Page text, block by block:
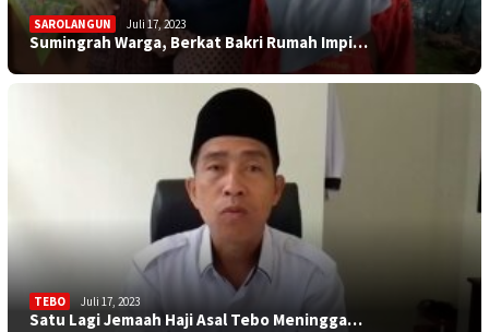
SAROLANGUN Juli 17, 2023
Sumingrah Warga, Berkat Bakri Rumah Impi…
TEBO Juli 17, 2023
Satu Lagi Jemaah Haji Asal Tebo Meningga…